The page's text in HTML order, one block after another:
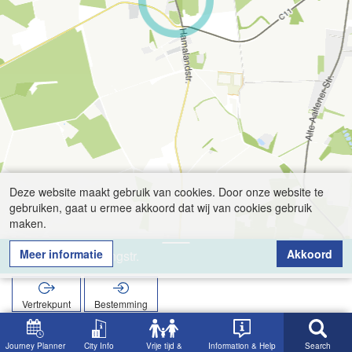
Journey Planner City Info
Vrije tijd &
Information & Help Search
Hemdener Ringstr.
Vertrekpunt
Bestemming
Start
Hemdener Ringstr.
Deze website maakt gebruik van cookies. Door onze website te
gebruiken, gaat u ermee akkoord dat wij van cookies gebruik
maken.
Meer informatie
Akkoord